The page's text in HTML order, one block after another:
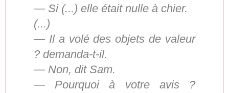
— Si (...) elle était nulle à chier.
(...)
— Il a volé des objets de valeur
? demanda-t-il.
— Non, dit Sam.
— Pourquoi à votre avis ?